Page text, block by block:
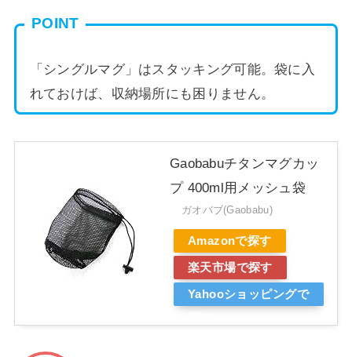
POINT
「シングルマグ」はスタッキング可能。袋に入
れておけば、収納場所にも困りません。
Gaobabuチタンマグカッ
プ 400ml用メッシュ袋
ガオバブ(Gaobabu)
Amazonで探す
楽天市場で探す
Yahooショッピングで